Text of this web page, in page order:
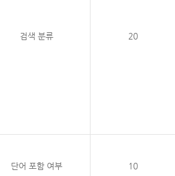
검색 분류 20
단어 포함 여부 10